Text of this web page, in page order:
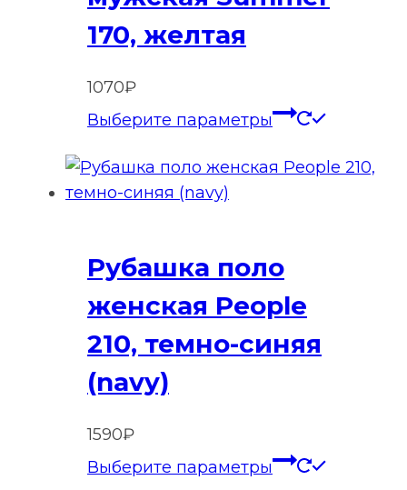
на
170, желтая
1070₽
Выберите параметры
Этот
имеет
Рубашка поло
женская People
210, темно-синяя
(navy)
1590₽
Выберите параметры
Этот